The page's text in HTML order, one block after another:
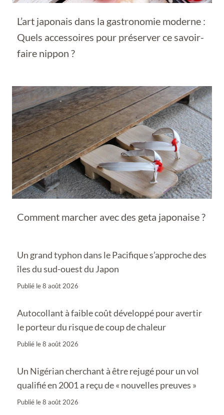
L’art japonais dans la gastronomie moderne :
Quels accessoires pour préserver ce savoir-
faire nippon ?
Comment marcher avec des geta japonaise ?
Un grand typhon dans le Pacifique s’approche des
îles du sud-ouest du Japon
Publié le8 août 2026
Autocollant à faible coût développé pour avertir
le porteur du risque de coup de chaleur
Publié le8 août 2026
Un Nigérian cherchant à être rejugé pour un vol
qualifié en 2001 a reçu de « nouvelles preuves »
Publié le8 août 2026